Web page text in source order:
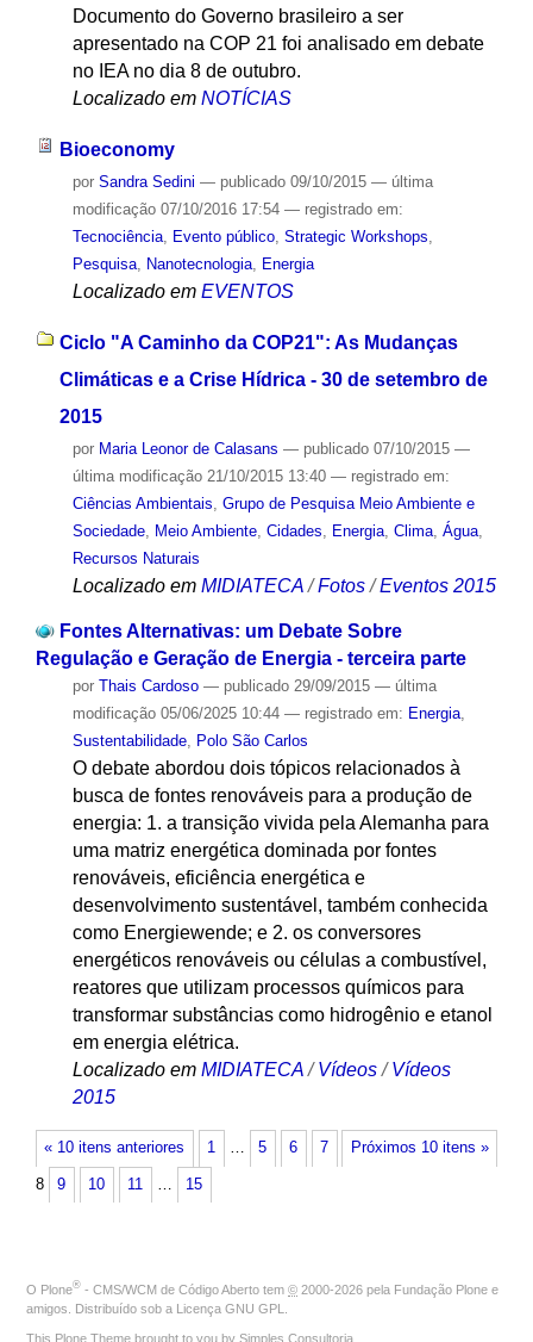
Documento do Governo brasileiro a ser
apresentado na COP 21 foi analisado em debate
no IEA no dia 8 de outubro.
Localizado em NOTÍCIAS
Bioeconomy
por Sandra Sedini — publicado09/10/2015 — última
modificação07/10/2016 17:54 — registrado em:
Tecnociência, Evento público, Strategic Workshops
Pesquisa, Nanotecnologia, Energia
Localizado em EVENTOS
Ciclo "A Caminho da COP21": As Mudanças
Climáticas e a Crise Hídrica - 30 de setembro de
2015
por Maria Leonor de Calasans — publicado07/10/2015 —
última modificação21/10/2015 13:40 — registrado em:
Ciências Ambientais Grupo de Pesquisa Meio Ambiente e
Sociedade, Meio Ambiente, Cidades Energia, Clima, Água,
Recursos Naturais
Localizado em MIDIATECA /Fotos /Eventos 2015
Fontes Alternativas: um Debate Sobre
Regulação e Geração de Energia - terceira parte
por Thais Cardoso — publicado29/09/2015 — última
modificação05/06/2025 10:44 — registrado em: Energia,
Sustentabilidade, Polo São Carlos
O debate abordou dois tópicos relacionados à
busca de fontes renováveis para a produção de
energia: 1. a transição vivida pela Alemanha para
uma matriz energética dominada por fontes
renováveis, eficiência energética e
desenvolvimento sustentável, também conhecida
como Energiewende; e 2. os conversores
energéticos renováveis ou células a combustível,
reatores que utilizam processos químicos para
transformar substâncias como hidrogênio e etanol
em energia elétrica.
Localizado em MIDIATECA /Vídeos /Vídeos
2015
« 10 itens anteriores Próximos 10 itens »
1 … 5 6 7
8 9 10 11 … 15
O Plone® - CMS/WCM de Código Aberto tem © 2000-2026 pela Fundação Plone e
amigos. Distribuído sob a Licença GNU GPL
This Plone Theme brought to you by Simples Consultoria